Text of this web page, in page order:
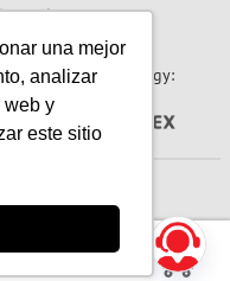
una mejor
analizar
web y
este sitio
Technology: